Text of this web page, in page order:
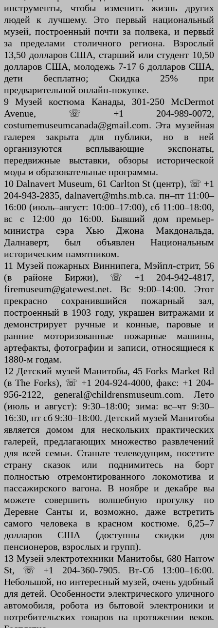
инструменты, чтобы изменить жизнь других
людей к лучшему. Это первый национальный
музей, построенный почти за полвека, и первый
за пределами столичного региона. Взрослый
13,50 долларов США, старший или студент 10,50
долларов США, молодежь 7-17 6 долларов США,
дети бесплатно; Скидка 25% при
предварительной онлайн-покупке.
9 Музей костюма Канады, 301-250 McDermot
Avenue, ☏ +1 204-989-0072,
costumemuseumcanada@gmail.com. Эта музейная
галерея закрыта для публики, но в ней
организуются всплывающие экспонаты,
передвижные выставки, обзоры исторической
моды и образовательные программы.
10 Dalnavert Museum, 61 Carlton St (центр), ☏ +1
204-943-2835, dalnavert@mhs.mb.ca. пн–пт 11:00–
16:00 (июль–август: 10:00–17:00), сб 11:00–18:00,
вс с 12:00 до 16:00. Бывший дом премьер-
министра сэра Хью Джона Макдональда,
Далнаверт, был объявлен Национальным
историческим памятником.
11 Музей пожарных Виннипега, Мэйпл-стрит, 56
(в районе Биржи), ☏ +1 204-942-4817,
firemuseum@gatewest.net. Вс 9:00–14:00. Этот
прекрасно сохранившийся пожарный зал,
построенный в 1903 году, украшен витражами и
демонстрирует ручные и конные, паровые и
ранние моторизованные пожарные машины,
артефакты, фотографии и записи, относящиеся к
1880-м годам.
12 Детский музей Манитобы, 45 Forks Market Rd
(в The Forks), ☏ +1 204-924-4000, факс: +1 204-
956-2122, general@childrensmuseum.com. Лето
(июль и август): 9:30–18:00; зима: вс–чт 9:30–
16:30, пт сб 9:30–18:00. Детский музей Манитобы
является домом для нескольких практических
галерей, предлагающих множество развлечений
для всей семьи. Станьте телеведущим, посетите
страну сказок или поднимитесь на борт
полностью отремонтированного локомотива и
пассажирского вагона. В ноябре и декабре вы
можете совершить волшебную прогулку по
Деревне Санты и, возможно, даже встретить
самого человека в красном костюме. 6,25–7
долларов США (доступны скидки для
пенсионеров, взрослых и групп).
13 Музей электротехники Манитобы, 680 Harrow
St, ☏ +1 204-360-7905. Вт-Сб 13:00–16:00.
Небольшой, но интересный музей, очень удобный
для детей. Особенности электрического уличного
автомобиля, робота из бытовой электроники и
потребительских товаров на протяжении веков.